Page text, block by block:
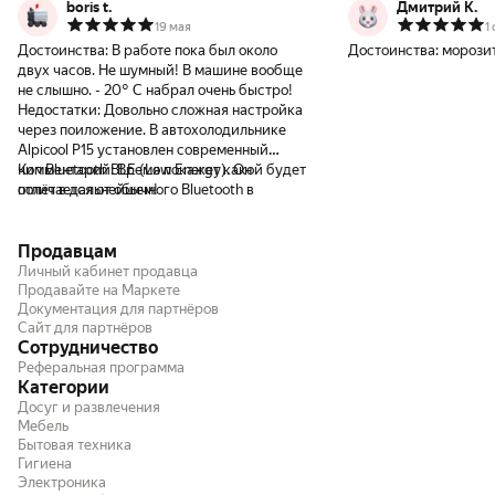
boris t.
19 мая
Достоинства: В работе пока был около
двух часов. Не шумный! В машине вообще
не слышно. - 20° С набрал очень быстро!
Недостатки: Довольно сложная настройка
через поиложение. В автохолодильнике
Alpicool P15 установлен современный
чип Bluetooth BLE (Low Energy). Он
отличается от обычного Bluetooth в
режиме «маяка». Смартфон общается с
ним напрямую через встроенный код в
приложении. Система Android или iOS не
добавляет такие приборы в общий список
устройств на телефоне, чтобы не
перегружать память телефона. Тем не
менее, для сопряжения с телефоном
необходимо в Bluetooth настройках
отключить ранее подключённый гаджет и
активировать геолокацию (GPS Локация).
Тем не менее, поставил пять звёзд!
Комментарий: Время покажет какой будет
полёт в дальнейшем!
Дмитрий К.
1
Достоинства:
Продавцам
Личный кабинет продавца
Продавайте на Маркете
Документация для партнёров
Сайт для партнёров
Сотрудничество
Реферальная программа
Категории
Досуг и развлечения
Мебель
Бытовая техника
Гигиена
Электроника